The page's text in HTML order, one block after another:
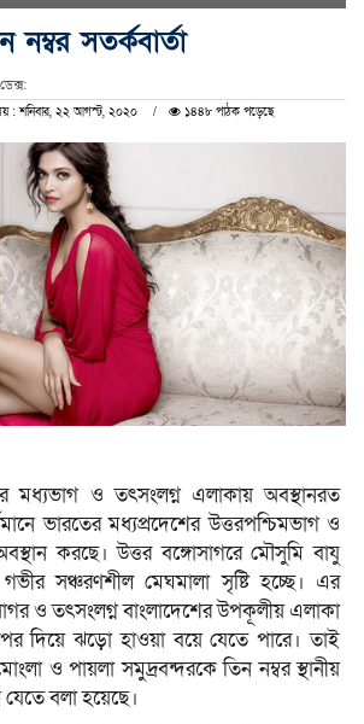
নম্বর সতর্কবার্তা
: শনিবার, ২২ আগস্ট, ২০২০ ১৪৪৮ পাঠক পড়েছে
মধ্যভাগ ও তৎসংলগ্ন এলাকায় অবস্থানরত
ভারতের মধ্যপ্রদেশের উত্তরপশ্চিমভাগ ও
করছে। উত্তর বঙ্গোসাগরে মৌসুমি বাযু
সঞ্চরণশীল মেঘমালা সৃষ্টি হচ্ছে। এর
ও তৎসংলগ্ন বাংলাদেশের উপকূলীয় এলাকা
দিয়ে ঝড়ো হাওয়া বয়ে যেতে পারে। তাই
ও পায়লা সমুদ্রবন্দরকে তিন নম্বর স্থানীয়
বলা হয়েছে।